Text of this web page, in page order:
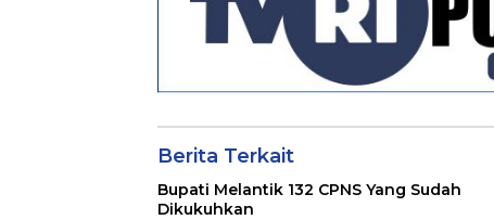
Berita Terkait
Bupati Melantik 132 CPNS Yang Sudah
Dikukuhkan